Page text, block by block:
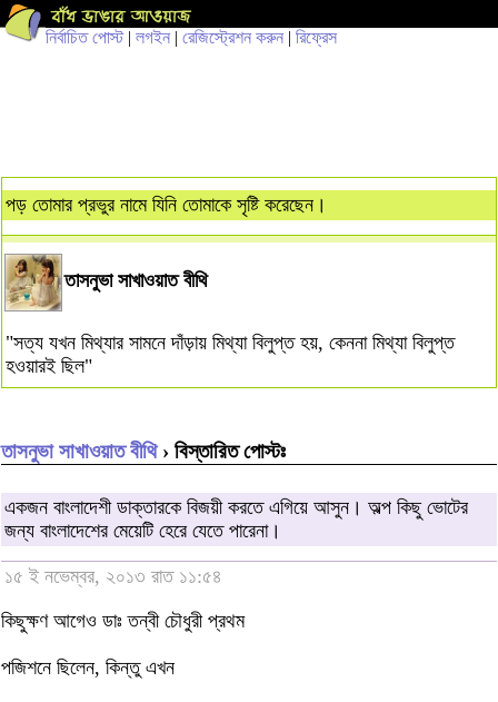
নির্বাচিত পোস্ট| লগইন | রেজিস্ট্রেশন করুন | রিফ্রেস
পড় তোমার প্রভুর নামে যিনি তোমাকে সৃষ্টি করেছেন।
তাসনুভা সাখাওয়াত বীথি
"সত্য যখন মিথ্যার সামনে দাঁড়ায় মিথ্যা বিলুপ্ত হয়, কেননা মিথ্যা বিলুপ্ত
হওয়ারই ছিল"
তাসনুভা সাখাওয়াত বীথি › বিস্তারিত পোস্টঃ
একজন বাংলাদেশী ডাক্তারকে বিজয়ী করতে এগিয়ে আসুন। অল্প কিছু ভোটের
জন্য বাংলাদেশের মেয়েটি হেরে যেতে পারেনা।
১৫ ই নভেম্বর, ২০১৩ রাত ১১:৫৪
কিছুক্ষণ আগেও ডাঃ তন্বী চৌধুরী প্রথম
পজিশনে ছিলেন, কিন্তু এখন